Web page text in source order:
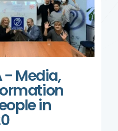
- Media,
in